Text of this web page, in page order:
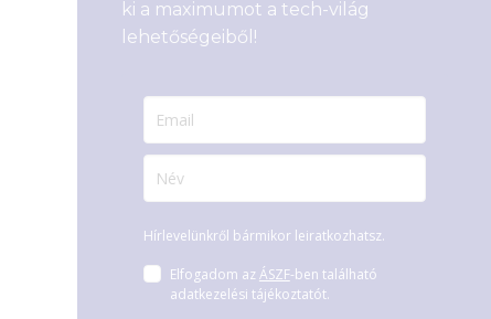
ki a maximumot a tech-világ
lehetőségeiből!
Hírlevelünkről bármikor leiratkozhatsz.
Elfogadom az ÁSZF-ben található
adatkezelési tájékoztatót.